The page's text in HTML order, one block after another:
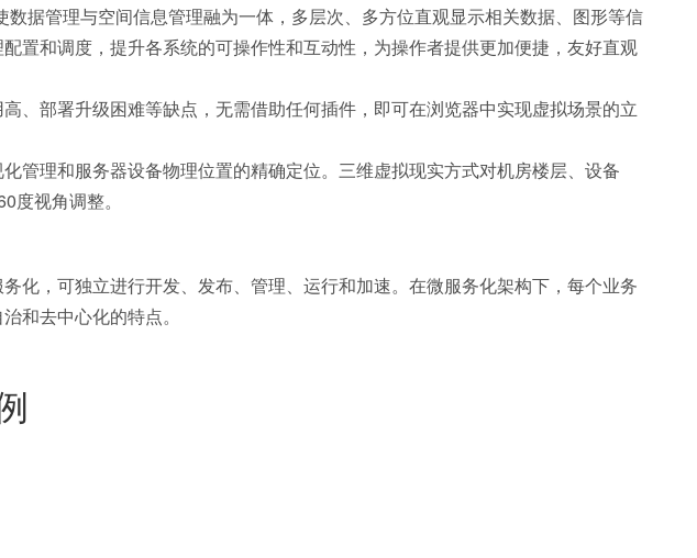
据管理与空间信息管理融为一体，多层次、多方位直观显示相关数据、图形等信
置和调度，提升各系统的可操作性和互动性，为操作者提供更加便捷，友好直观
、部署升级困难等缺点，无需借助任何插件，即可在浏览器中实现虚拟场景的立
管理和服务器设备物理位置的精确定位。三维虚拟现实方式对机房楼层、设备
视角调整。
化，可独立进行开发、发布、管理、运行和加速。在微服务化架构下，每个业务
和去中心化的特点。